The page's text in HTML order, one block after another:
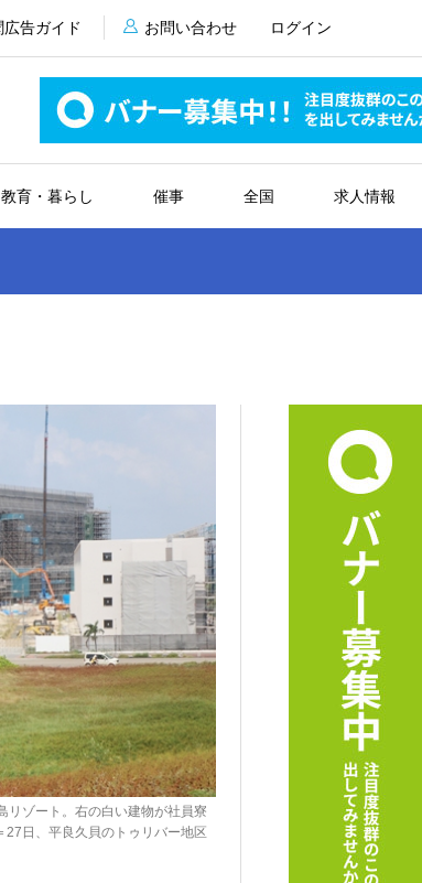
広告ガイド お問い合わせ ログイン
教育・暮らし 催事 全国 求人情報
リゾート。右の白い建物が社員寮
27日、平良久貝のトゥリバー地区